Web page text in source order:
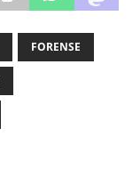
FORENSE